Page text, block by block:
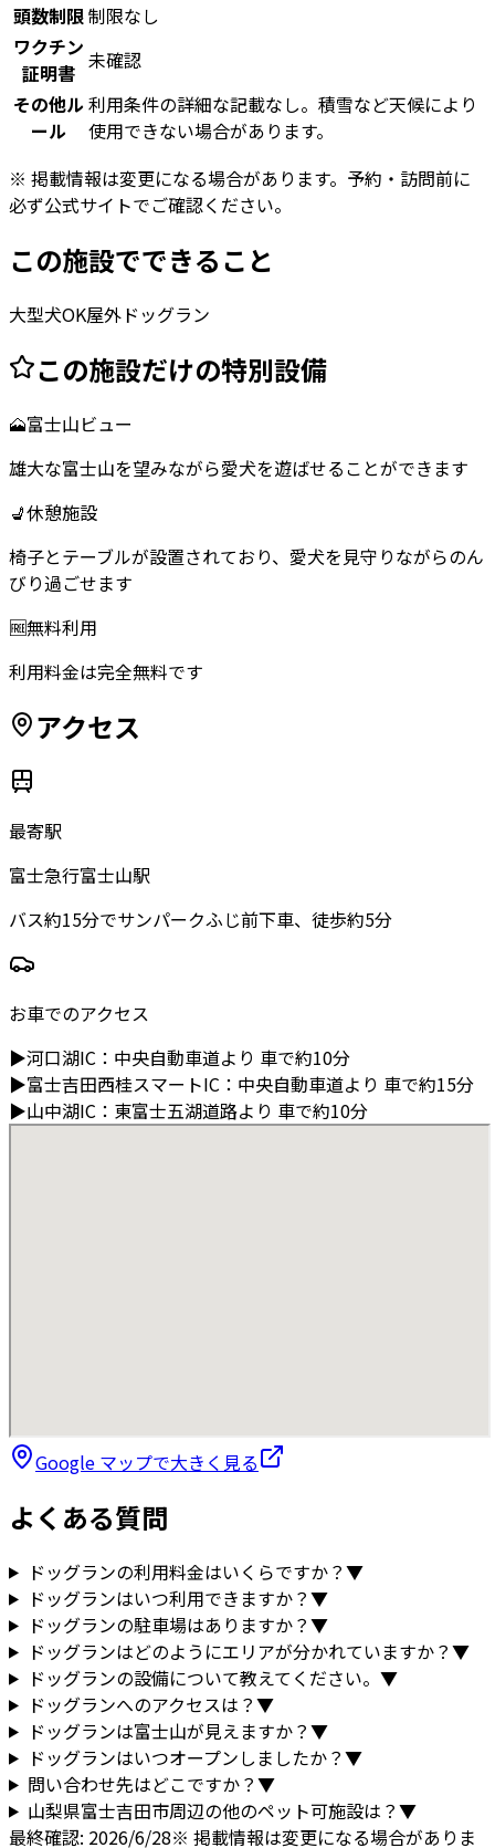
頭数制限制限なし
ワクチン
証明書 未確認
その他ル
ール
利用条件の詳細な記載なし。積雪など天候により
使用できない場合があります。
※ 掲載情報は変更になる場合があります。予約・訪問前に
必ず公式サイトでご確認ください。
この施設でできること
大型犬OK屋外ドッグラン
この施設だけの特別設備
🗻富士山ビュー
雄大な富士山を望みながら愛犬を遊ばせることができます
💺休憩施設
椅子とテーブルが設置されており、愛犬を見守りながらのん
びり過ごせます
🆓無料利用
利用料金は完全無料です
アクセス
最寄駅
富士急行富士山駅
バス約15分でサンパークふじ前下車、徒歩約5分
お車でのアクセス
▶河口湖IC ： 中央自動車道より 車で約10分
▶富士吉田西桂スマートIC ： 中央自動車道より 車で約15分
▶山中湖IC ： 東富士五湖道路より 車で約10分
Google マップで大きく見る
よくある質問
ドッグランの利用料金はいくらですか？▼
ドッグランはいつ利用できますか？▼
ドッグランの駐車場はありますか？▼
ドッグランはどのようにエリアが分かれていますか？▼
ドッグランの設備について教えてください。 ▼
ドッグランへのアクセスは？▼
ドッグランは富士山が見えますか？▼
ドッグランはいつオープンしましたか？▼
問い合わせ先はどこですか？▼
山梨県富士吉田市周辺の他のペット可施設は？▼
最終確認: 2026/6/28※ 掲載情報は変更になる場合がありま